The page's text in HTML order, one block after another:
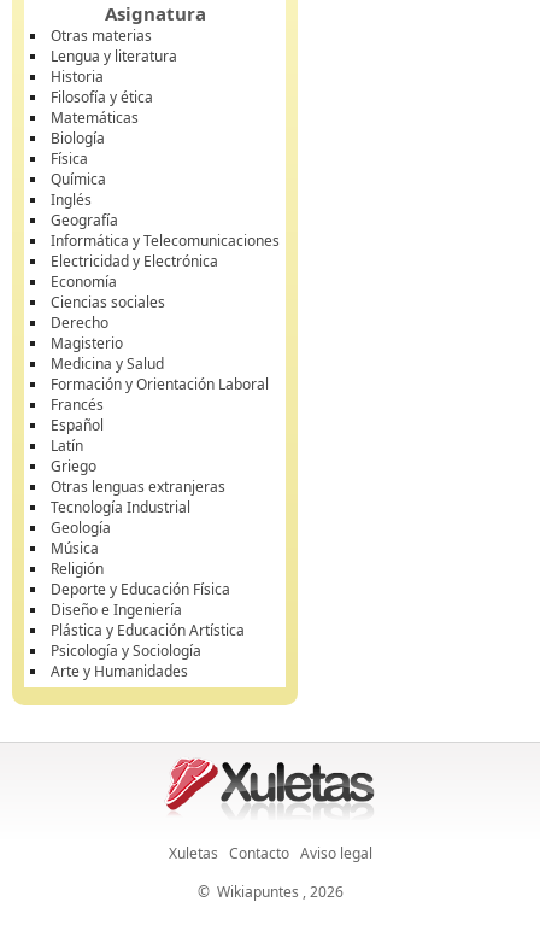
Asignatura
Otras materias
Lengua y literatura
Historia
Filosofía y ética
Matemáticas
Biología
Física
Química
Inglés
Geografía
Informática y Telecomunicaciones
Electricidad y Electrónica
Economía
Ciencias sociales
Derecho
Magisterio
Medicina y Salud
Formación y Orientación Laboral
Francés
Español
Latín
Griego
Otras lenguas extranjeras
Tecnología Industrial
Geología
Música
Religión
Deporte y Educación Física
Diseño e Ingeniería
Plástica y Educación Artística
Psicología y Sociología
Arte y Humanidades
Xuletas Contacto Aviso legal
© Wikiapuntes , 2026